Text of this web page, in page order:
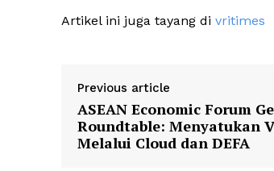
Artikel ini juga tayang di vritimes
Previous article
ASEAN Economic Forum
Roundtable: Menyatukan
Melalui Cloud dan DEFA